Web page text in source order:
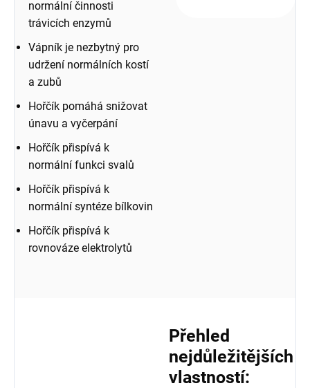
normální činnosti
trávicích enzymů
Vápník je nezbytný pro
udržení normálních kostí
a zubů
Hořčík pomáhá snižovat
únavu a vyčerpání
Hořčík přispívá k
normální funkci svalů
Hořčík přispívá k
normální syntéze bílkovin
Hořčík přispívá k
rovnováze elektrolytů
Přehled
nejdůležitějších
vlastností: